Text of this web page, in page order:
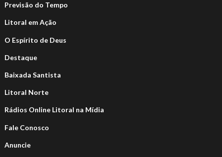
Previsão do Tempo
Litoral em Ação
O Espírito de Deus
Destaque
Baixada Santista
Litoral Norte
Rádios Online Litoral na Mídia
Fale Conosco
Anuncie